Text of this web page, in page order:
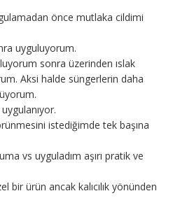
önce mutlaka cildimi
uyguluyorum.
sonra üzerinden ıslak
Aksi halde süngerlerin daha
istediğimde tek başına
vs uyguladım aşırı pratik ve
bir ürün ancak kalıcılık yönünden